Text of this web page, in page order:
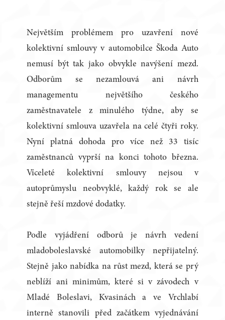
Největším problémem pro uzavření nové
kolektivní smlouvy v automobilce Škoda Auto
nemusí být tak jako obvykle navýšení mezd.
Odborům se nezamlouvá ani návrh
managementu největšího českého
zaměstnavatele z minulého týdne, aby se
kolektivní smlouva uzavřela na celé čtyři roky.
Nyní platná dohoda pro více než 33 tisíc
zaměstnanců vyprší na konci tohoto března.
Víceleté kolektivní smlouvy nejsou v
autoprůmyslu neobvyklé, každý rok se ale
stejně řeší mzdové dodatky.
Podle vyjádření odborů je návrh vedení
mladoboleslavské automobilky nepřijatelný.
Stejně jako nabídka na růst mezd, která se prý
neblíží ani minimům, které si v závodech v
Mladé Boleslavi, Kvasinách a ve Vrchlabí
interně stanovili před začátkem vyjednávání